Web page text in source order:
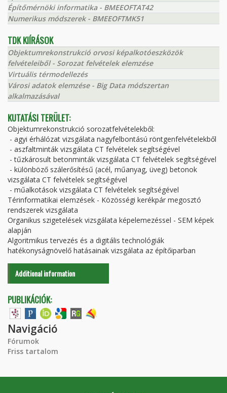
Építőmérnöki informatika - BMEEOFTAT42
Numerikus módszerek - BMEEOFTMK51
TDK KIÍRÁSOK
Objektumrekonstrukció orvosi képalkotóeszközök
felvételeiből - Sorozat felvételek elemzése
Virtuális térmodellezés
Városi adatok elemzése - Big Data módszertan
alkalmazásával
KUTATÁSI TERÜLET:
Objektumrekonstrukció sorozatfelvételekből:
- agyi érhálózat vizsgálata nagyfelbontású röntgenfelvételekből
- aszfaltminták vizsgálata CT felvételek segítségével
- tűzkárosult betonminták vizsgálata CT felvételek segítségével
- különböző szálerősítésű (acél, műanyag, üveg) betonok
vizsgálata CT felvételek segítségével
- műalkotások vizsgálata CT felvételek segítségével
Térinformatikai elemzések - Közösségi kerékpár megosztó
rendszerek vizsgálata
Organikus szigetelések vizsgálata képelemezéssel - SEM képek
alapján
Algoritmikus tervezés és a digitális technológiák
hatékonyságnövelő hatásainak vizsgálata az építőiparban
Additional information
PUBLIKÁCIÓK:
Navigáció
Fórumok
Friss tartalom